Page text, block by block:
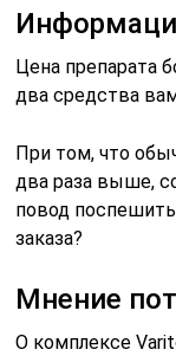
Цена препарата
два средства
При том, что
два раза выше,
повод
заказа?
Мнение
О комплексе